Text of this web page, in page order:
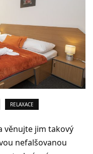
RELAXACE
věnujte jim takový
nefalšovanou